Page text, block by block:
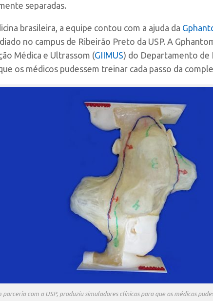
separadas.
brasileira, a equipe contou com a ajuda da
no campus de Ribeirão Preto da USP. A
Médica e Ultrassom (GIIMUS) do Departamento de
os médicos pudessem treinar cada passo da
parceria com a USP, produziu simuladores clínicos para que os médicos